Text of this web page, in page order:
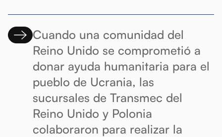
Cuando una comunidad del
Reino Unido se comprometió a
donar ayuda humanitaria para el
pueblo de Ucrania, las
sucursales de Transmec del
Reino Unido y Polonia
colaboraron para realizar la